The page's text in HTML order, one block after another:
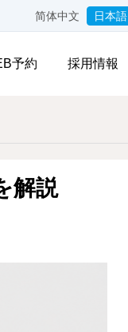
简体中文 日本語
予約 採用情報
解説